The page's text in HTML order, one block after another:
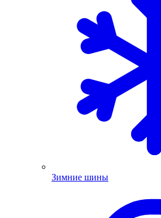
Зимние шины